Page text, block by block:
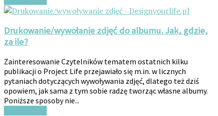
Drukowanie/wywołanie zdjęć do albumu. Jak, gdzie,
za ile?
Zainteresowanie Czytelników tematem ostatnich kilku
publikacji o Project Life przejawiało się m.in. w licznych
pytaniach dotyczących wywoływania zdjęć, dlatego też dziś
opowiem, jak sama z tym sobie radzę tworząc własne albumy.
Poniższe sposoby nie...